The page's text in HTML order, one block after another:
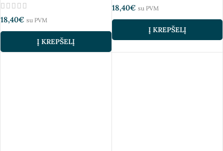
18,40€ su PVM
Į KREPŠELĮ
18,40€ su PVM
Į KREPŠELĮ